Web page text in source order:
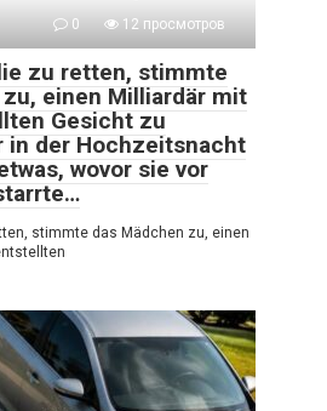
0 12 просмотров
zu retten, stimmte
einen Milliardär mit
Gesicht zu
in der Hochzeitsnacht
wovor sie vor
stimmte das Mädchen zu, einen